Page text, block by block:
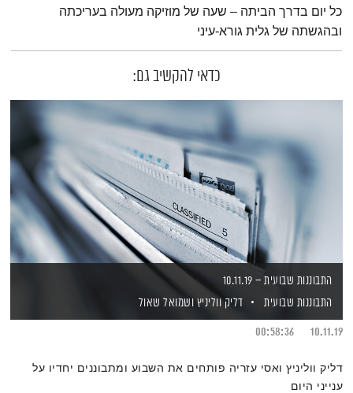
תמצית הפודקאסט
כל יום בדרך הביתה – שעה של מוזיקה מעולה בעריכתה
ובהגשתה של גלית גורא-עיני
כדאי להקשיב גם:
התבוננות שבועית – 10.11.19
התבוננות שבועית
דליק ווליניץ ושמואל שאול
10.11.19
00:58:36
דליק ווליניץ ואסי עזריה פותחים את השבוע ומתבוננים יחדיו על
ענייני היום